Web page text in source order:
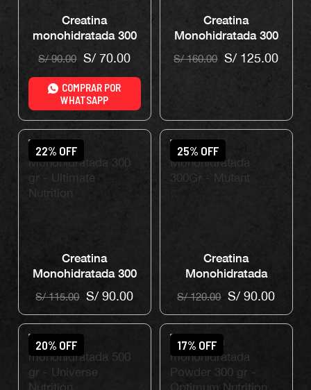
Creatina
monohidratada 300
gr – DY Nutrition
S/90.00 S/70.00
COMPRAR POR
WHATSAPP
Creatina
Monohidratada 300
gr – Dymatize
S/160.00 S/125.00
22% OFF
Creatina
Monohidratada 300
gr – Ultimate
Nutrition
S/115.00 S/90.00
25% OFF
Creatina
Monohidratada
300Gr – Mutant
S/120.00 S/90.00
20% OFF 17% OFF